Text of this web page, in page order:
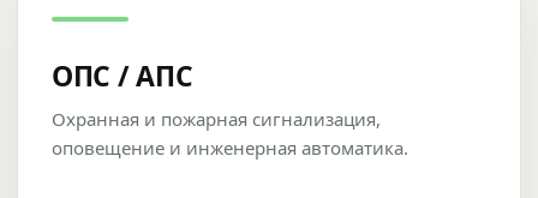
ОПС / АПС
Охранная и пожарная сигнализация,
оповещение и инженерная автоматика.